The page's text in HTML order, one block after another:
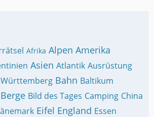
Afrika Alpen Amerika
Asien Atlantik Ausrüstung
Bahn Baltikum
Berge Bild des Tages Camping China
Eifel England Essen